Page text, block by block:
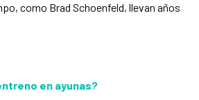
como Brad Schoenfeld, llevan años
en ayunas?